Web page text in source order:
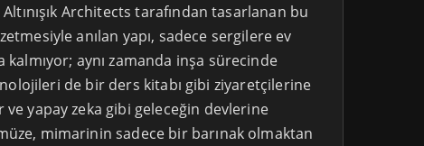
Architects tarafından tasarlanan bu
anılan yapı, sadece sergilere ev
aynı zamanda inşa sürecinde
de bir ders kitabı gibi ziyaretçilerine
yapay zeka gibi geleceğin devlerine
mimarinin sadece bir barınak olmaktan